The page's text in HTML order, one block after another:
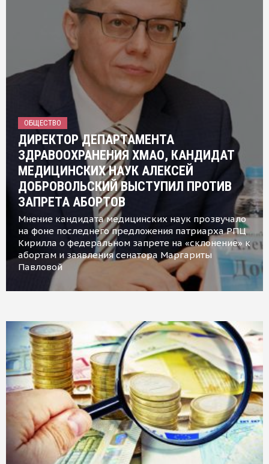
ОБЩЕСТВО
ДИРЕКТОР ДЕПАРТАМЕНТА
ЗДРАВООХРАНЕНИЯ ХМАО, КАНДИДАТ
МЕДИЦИНСКИХ НАУК АЛЕКСЕЙ
ДОБРОВОЛЬСКИЙ ВЫСТУПИЛ ПРОТИВ
ЗАПРЕТА АБОРТОВ
Мнение кандидата медицинских наук прозвучало
на фоне последнего предложения патриарха РПЦ
Кирилла о федеральном запрете на «склонение» к
абортам и заявления сенатора Маргариты
Павловой